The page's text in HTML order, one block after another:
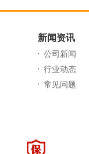
新闻资讯
公司新闻
行业动态
常见问题